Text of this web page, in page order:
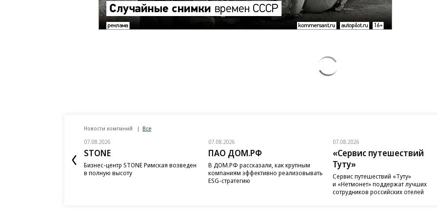
Новости компаний Все
07.08.2026
STONE
Бизнес-центр STONE Римская возведен
в полную высоту
07.08.2026
ПАО ДОМ.РФ
В ДОМ.РФ рассказали, как крупным
компаниям эффективно реализовывать
ESG-стратегию
07.08.2026
«Сервис путешествий
Туту»
Сервис путешествий «Туту»
и «Нетмонет» поддержат лучших
сотрудников российских отелей